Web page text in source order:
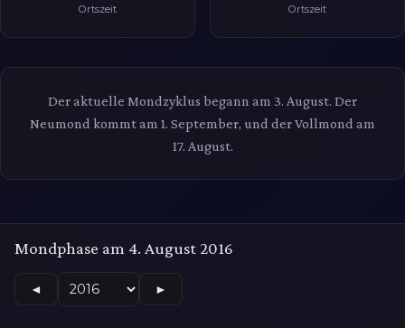
Ortszeit Ortszeit
Der aktuelle Mondzyklus begann am 3. August. Der
Neumond kommt am 1. September, und der Vollmond am
17. August.
Mondphase am 4. August 2016
◄ ►